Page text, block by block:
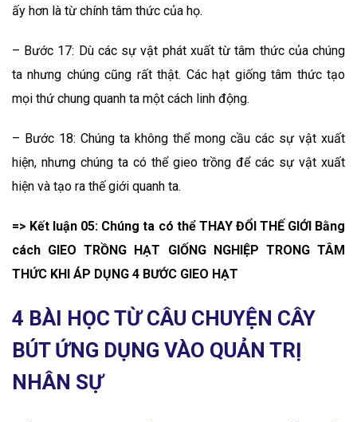
ấy hơn là từ chính tâm thức của họ.
– Bước 17: Dù các sự vật phát xuất từ tâm thức của chúng
ta nhưng chúng cũng rất thật. Các hạt giống tâm thức tạo
mọi thứ chung quanh ta một cách linh động.
– Bước 18: Chúng ta không thể mong cầu các sự vật xuất
hiện, nhưng chúng ta có thể gieo trồng để các sự vật xuất
hiện và tạo ra thế giới quanh ta.
=> Kết luận 05: Chúng ta có thể THAY ĐỔI THẾ GIỚI Bằng
cách GIEO TRỒNG HẠT GIỐNG NGHIỆP TRONG TÂM
THỨC KHI ÁP DỤNG 4 BƯỚC GIEO HẠT
4 BÀI HỌC TỪ CÂU CHUYỆN CÂY
BÚT ỨNG DỤNG VÀO QUẢN TRỊ
NHÂN SỰ